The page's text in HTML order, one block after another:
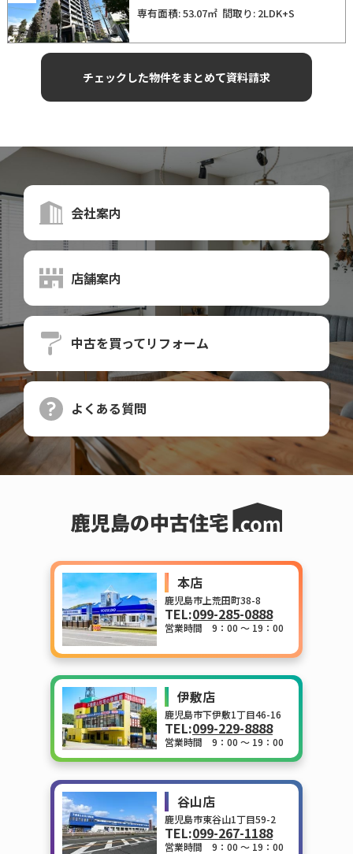
専有面積: 53.07㎡ 間取り: 2LDK+S
会社案内
店舗案内
中古を買ってリフォーム
よくある質問
本店
鹿児島市上荒田町38-8
TEL:099-285-0888
営業時間 9：00 ～ 19：00
伊敷店
鹿児島市下伊敷1丁目46-16
TEL:099-229-8888
営業時間 9：00 ～ 19：00
谷山店
鹿児島市東谷山1丁目59-2
TEL:099-267-1188
営業時間 9：00 ～ 19：00